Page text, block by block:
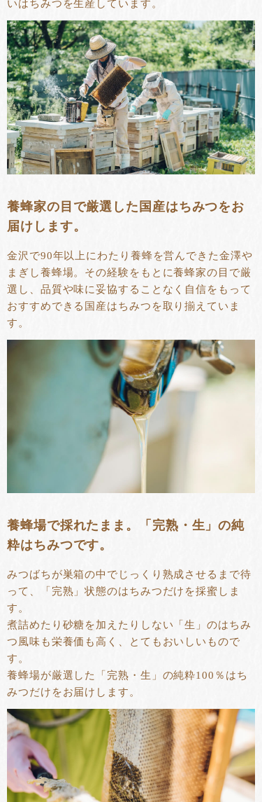
いはちみつを生産しています。
養蜂家の目で厳選した国産はちみつをお
届けします。
金沢で90年以上にわたり養蜂を営んできた金澤や
まぎし養蜂場。その経験をもとに養蜂家の目で厳
選し、品質や味に妥協することなく自信をもって
おすすめできる国産はちみつを取り揃えていま
す。
養蜂場で採れたまま。「完熟・生」の純
粋はちみつです。
みつばちが巣箱の中でじっくり熟成させるまで待
って、「完熟」状態のはちみつだけを採蜜しま
す。
煮詰めたり砂糖を加えたりしない「生」のはちみ
つ風味も栄養価も高く、とてもおいしいもので
す。
養蜂場が厳選した「完熟・生」の純粋100％はち
みつだけをお届けします。